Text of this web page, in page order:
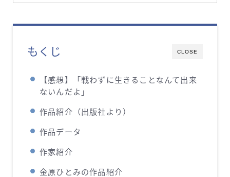
CLOSE
もくじ
【感想】「戦わずに生きることなんて出来
ないんだよ」
作品紹介（出版社より）
作品データ
作家紹介
金原ひとみの作品紹介